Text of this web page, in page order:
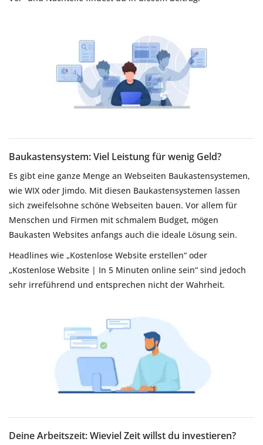
Baukastensystem: Viel Leistung für wenig Geld?
Es gibt eine ganze Menge an Webseiten Baukastensystemen,
wie WIX oder Jimdo. Mit diesen Baukastensystemen lassen
sich zweifelsohne schöne Webseiten bauen. Vor allem für
Menschen und Firmen mit schmalem Budget, mögen
Baukasten Websites anfangs auch die ideale Lösung sein.
Headlines wie „Kostenlose Website erstellen“ oder
„Kostenlose Website | In 5 Minuten online sein“ sind jedoch
sehr irreführend und entsprechen nicht der Wahrheit.
Deine Arbeitszeit: Wieviel Zeit willst du investieren?